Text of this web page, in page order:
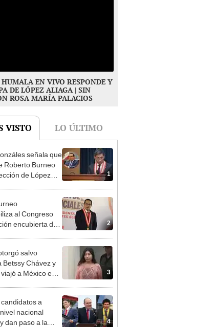
EN VIVO RESPONDE Y
DE LÓPEZ ALIAGA | SIN
ROSA MARÍA PALACIOS
VISTO LO ÚLTIMO
1
señala que
Roberto Burneo
de López
2
al Congreso
encubierta de
3
salvo
Betssy Chávez y
a México en
4
a
nacional
dan paso a la